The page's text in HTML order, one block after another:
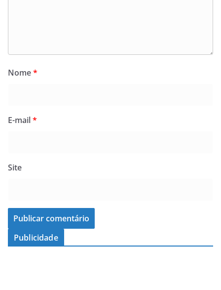
Nome*
E-mail*
Site
Publicidade